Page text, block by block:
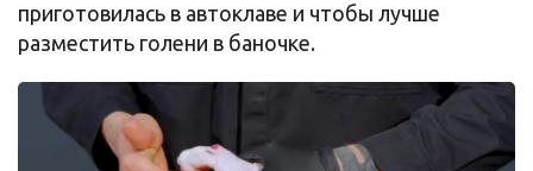
приготовилась в автоклаве и чтобы лучше
разместить голени в баночке.